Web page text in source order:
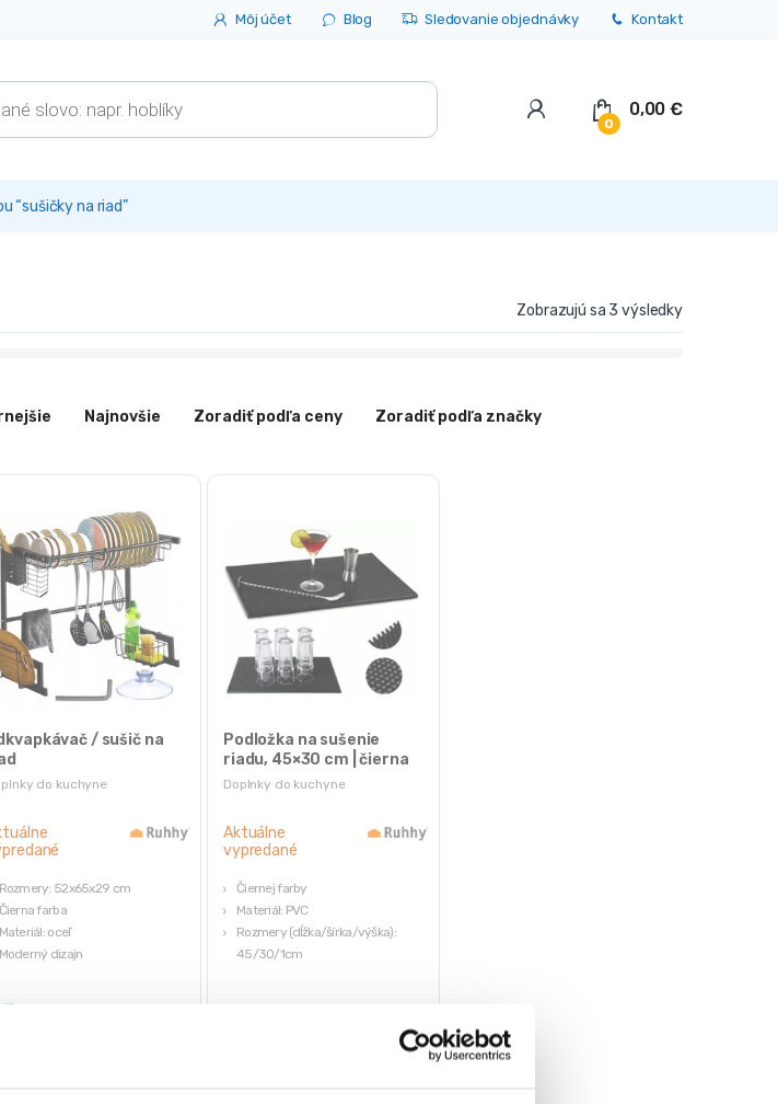
Môj účet Blog Sledovanie objednávky Kontakt
0
0,00€
“sušičky na riad”
Zobrazujú sa 3 výsledky
Najnovšie Zoradiť podľa ceny Zoradiť podľa značky
do kuchyne
/ sušič na
Rozmery: 52x65x29 cm
Čierna farba
Materiál: oceľ
Moderný dizajn
★★★★
Doplnky do kuchyne
Podložka na sušenie
riadu, 45×30 cm | čierna
Aktuálne
vypredané
Čiernej farby
Materiál: PVC
Rozmery (dĺžka/šírka/výška):
45/30/1cm
★★★★★